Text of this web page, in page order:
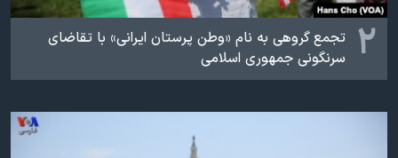
۲ تجمع گروهی به نام «وطن پرستان ایرانی» با تقاضای
سرنگونی جمهوری اسلامی